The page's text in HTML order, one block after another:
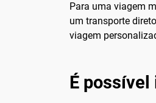
Para uma viagem
um transporte
viagem
É